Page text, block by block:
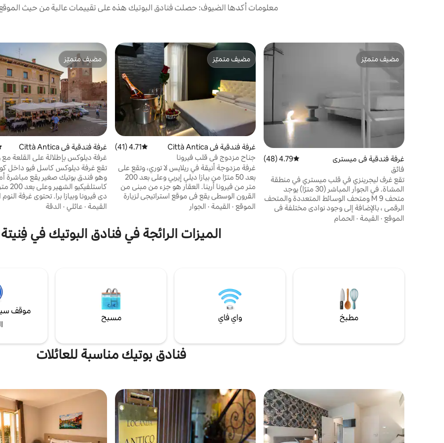
معلومات أكدها الضيوف: حصلت فنادق البوتيك هذه على تقييمات عالية من حيث الموقع
مضيف متميّز
مضيف متميّز
غرفة فندقية في ميستري متوسط التقييم 4.79 من 5، 48 مراجعات
4.79 (48)
فائق
تقع غرف ليجرينزي في قلب ميستري في منطقة
المشاة. في الجوار المباشر (30 مترًا) يوجد
متحف M 9 ومتحف الوسائط المتعددة والمتحف
الرقمي ، بالإضافة إلى وجود نوادي مختلفة في
الساحة مثل بارات للمقبلات ، وبرغر المطاعم
الموقع · القيمة · الحمام
مضيف متميّز
مضيف متميّز
غرفة فندقية في Città Antica متوسط التقييم 4.71 من 5، 41 مراجعات
4.71 (41)
جناح مزدوج في قلب فيرونا
غرفة مزدوجة أنيقة في ريلايس لا توري، وتقع على
بعد 50 مترًا من بيازا ديلي إيربي وعلى بعد 200
متر من فيرونا أرينا. العقار هو جزء من مبنى من
القرون الوسطى يقع في موقع استراتيجي لزيارة
المدينة بأكملها ويتميز بغرف أنيقة مجهزة
Piazza delle Erbe عند الحجز. خدمة صف
السيارات عند الطلب لأولئك الذين يصلون
الموقع · القيمة · الجوار
مضيف متميّز
مضيف متميّز
غرفة فندقية في Città Antica
غرفة ديلوكس بإطلالة على القلعة مع
تقع غرفة ديلوكس كاسل فيو داخل
وهو فندق بوتيك صغير يقع مباشرة
دي فيرونا وبيازا برا. تحتوي غرفة
على حمام خاص كبير مع دش ووسائل
فاخرة. يشمل السعر الإفطار، وتحتوي
وتدفئة ومرافق قهوة وشاي نسبريسو
العملاء على مدار 24 ساعة.
القيمة · عائلي · الدقة
الميزات الرائجة في فنادق البوتيك في فِنيتة
مطبخ واي فاي مسبح
موقف
فنادق بوتيك مناسبة للعائلات